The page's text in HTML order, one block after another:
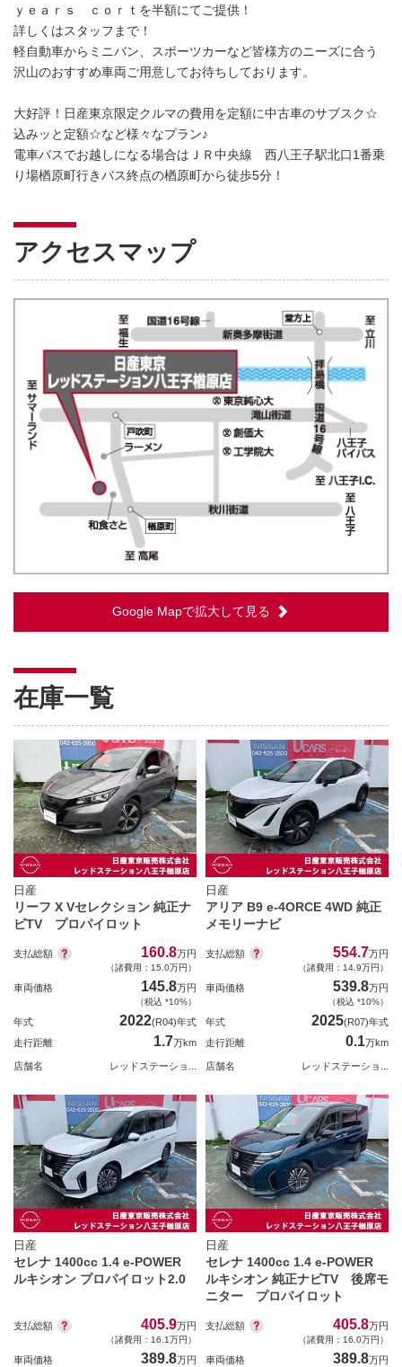
ｙｅａｒｓ ｃｏｒｔを半額にてご提供！
詳しくはスタッフまで！
軽自動車からミニバン、スポーツカーなど皆様方のニーズに合う
沢山のおすすめ車両ご用意してお待ちしております。
大好評！日産東京限定クルマの費用を定額に中古車のサブスク☆
込みッと定額☆など様々なプラン♪
電車バスでお越しになる場合はＪＲ中央線 西八王子駅北口1番乗
り場楢原町行きバス終点の楢原町から徒歩5分！
アクセスマップ
Google Mapで拡大して見る
在庫一覧
日産
リーフ X Vセレクション 純正ナ
ビTV プロパイロット
支払総額 160.8万円
（諸費用：15.0万円）
車両価格 145.8万円
（税込 *10%）
年式 2022(R04)年式
走行距離
1.7万km
店舗名 レッドステーショ...
日産
アリア B9 e-4ORCE 4WD 純正
メモリーナビ
支払総額 554.7万円
（諸費用：14.9万円）
車両価格 539.8万円
（税込 *10%）
年式 2025(R07)年式
走行距離
0.1万km
店舗名 レッドステーショ...
日産
セレナ 1400cc 1.4 e-POWER
ルキシオン プロパイロット2.0
支払総額 405.9万円
（諸費用：16.1万円）
車両価格 389.8万円
日産
セレナ 1400cc 1.4 e-POWER
ルキシオン 純正ナビTV 後席モ
ニター プロパイロット
支払総額 405.8万円
（諸費用：16.0万円）
車両価格 389.8万円